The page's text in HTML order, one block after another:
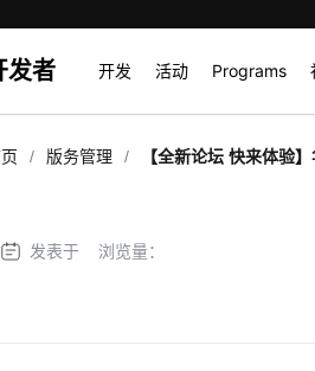
发者 开发 活动 Programs
/ 版务管理 /
【全新论坛 快来体验
发表于 浏览量：